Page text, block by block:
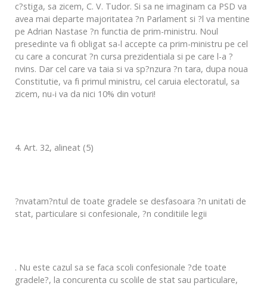
c?stiga, sa zicem, C. V. Tudor. Si sa ne imaginam ca PSD va
avea mai departe majoritatea ?n Parlament si ?l va mentine
pe Adrian Nastase ?n functia de prim-ministru. Noul
presedinte va fi obligat sa-l accepte ca prim-ministru pe cel
cu care a concurat ?n cursa prezidentiala si pe care l-a ?
nvins. Dar cel care va taia si va sp?nzura ?n tara, dupa noua
Constitutie, va fi primul ministru, cel caruia electoratul, sa
zicem, nu-i va da nici 10% din voturi!
4. Art. 32, alineat (5)
?nvatam?ntul de toate gradele se desfasoara ?n unitati de
stat, particulare si confesionale, ?n conditiile legii
. Nu este cazul sa se faca scoli confesionale ?de toate
gradele?, la concurenta cu scolile de stat sau particulare,